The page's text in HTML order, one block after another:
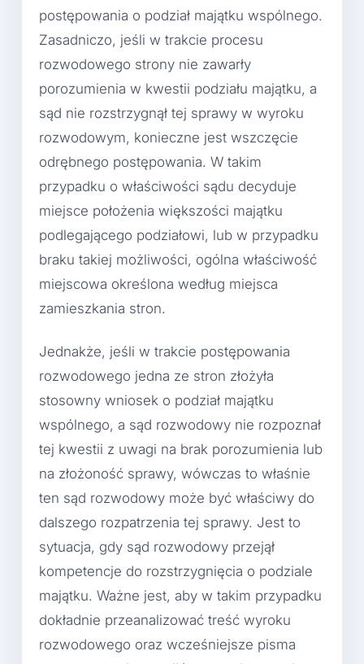
postępowania o podział majątku wspólnego.
Zasadniczo, jeśli w trakcie procesu
rozwodowego strony nie zawarły
porozumienia w kwestii podziału majątku, a
sąd nie rozstrzygnął tej sprawy w wyroku
rozwodowym, konieczne jest wszczęcie
odrębnego postępowania. W takim
przypadku o właściwości sądu decyduje
miejsce położenia większości majątku
podlegającego podziałowi, lub w przypadku
braku takiej możliwości, ogólna właściwość
miejscowa określona według miejsca
zamieszkania stron.
Jednakże, jeśli w trakcie postępowania
rozwodowego jedna ze stron złożyła
stosowny wniosek o podział majątku
wspólnego, a sąd rozwodowy nie rozpoznał
tej kwestii z uwagi na brak porozumienia lub
na złożoność sprawy, wówczas to właśnie
ten sąd rozwodowy może być właściwy do
dalszego rozpatrzenia tej sprawy. Jest to
sytuacja, gdy sąd rozwodowy przejął
kompetencje do rozstrzygnięcia o podziale
majątku. Ważne jest, aby w takim przypadku
dokładnie przeanalizować treść wyroku
rozwodowego oraz wcześniejsze pisma